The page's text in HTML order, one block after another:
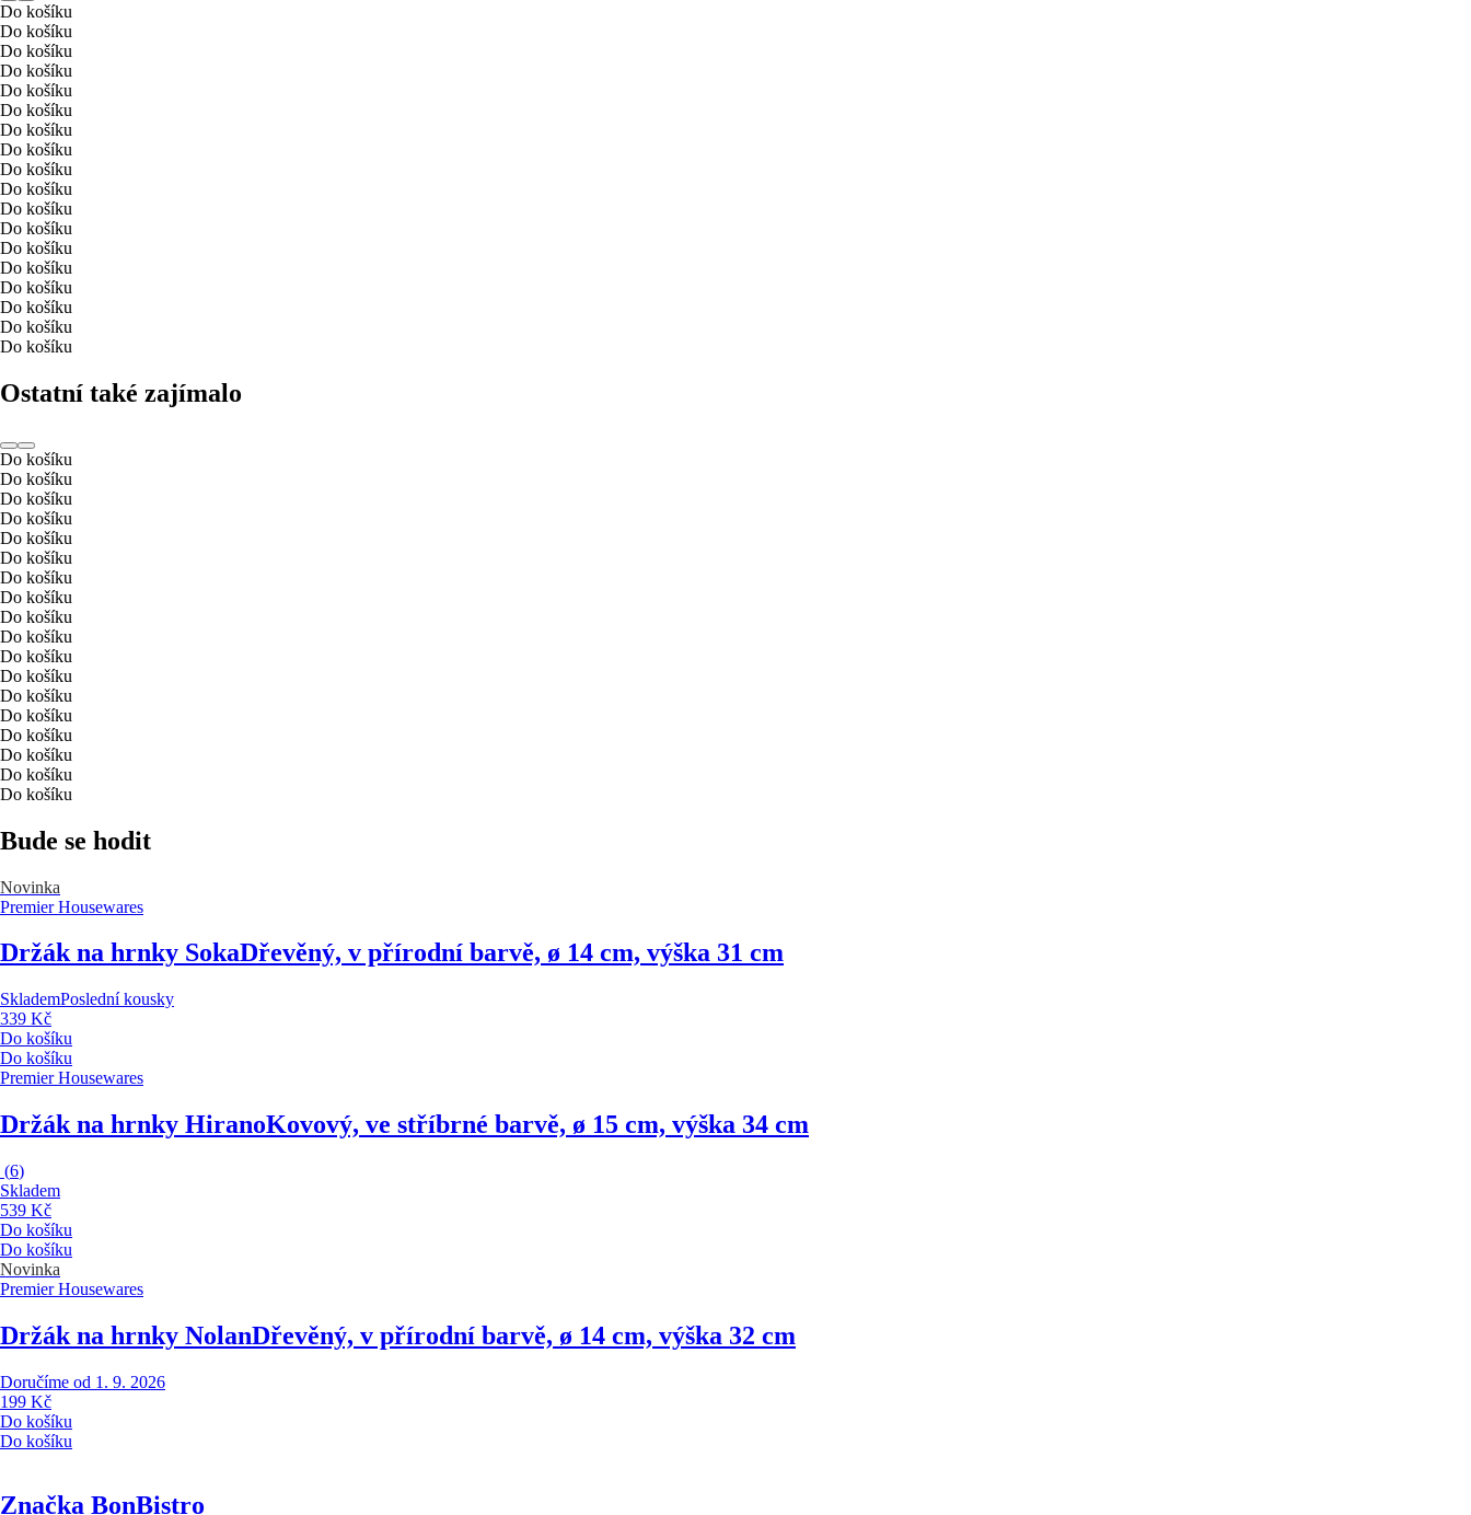
Do košíku
Do košíku
Do košíku
Do košíku
Do košíku
Do košíku
Do košíku
Do košíku
Do košíku
Do košíku
Do košíku
Do košíku
Do košíku
Do košíku
Do košíku
Do košíku
Do košíku
Do košíku
Ostatní také zajímalo
Do košíku
Do košíku
Do košíku
Do košíku
Do košíku
Do košíku
Do košíku
Do košíku
Do košíku
Do košíku
Do košíku
Do košíku
Do košíku
Do košíku
Do košíku
Do košíku
Do košíku
Do košíku
Bude se hodit
Novinka
Premier Housewares
Držák na hrnky SokaDřevěný, v přírodní barvě, ø 14 cm, výška 31 cm
SklademPoslední kousky
339 Kč
Do košíku
Do košíku
Premier Housewares
Držák na hrnky HiranoKovový, ve stříbrné barvě, ø 15 cm, výška 34 cm
(6)
Skladem
539 Kč
Do košíku
Do košíku
Novinka
Premier Housewares
Držák na hrnky NolanDřevěný, v přírodní barvě, ø 14 cm, výška 32 cm
Doručíme od 1. 9. 2026
199 Kč
Do košíku
Do košíku
Značka BonBistro